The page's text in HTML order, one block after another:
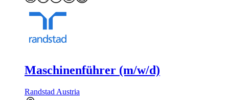
Maschinenführer (m/w/d)
Randstad Austria